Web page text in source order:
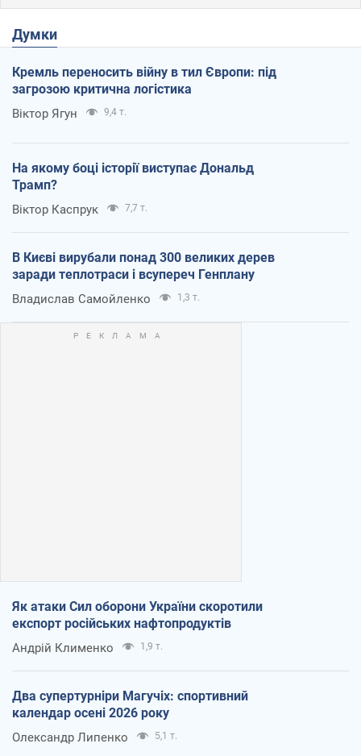
Думки
Кремль переносить війну в тил Європи: під
загрозою критична логістика
Віктор Ягун 9,4 т.
На якому боці історії виступає Дональд
Трамп?
Віктор Каспрук 7,7 т.
В Києві вирубали понад 300 великих дерев
заради теплотраси і всупереч Генплану
Владислав Самойленко 1,3 т.
Як атаки Сил оборони України скоротили
експорт російських нафтопродуктів
Андрій Клименко 1,9 т.
Два супертурніри Магучіх: спортивний
календар осені 2026 року
Олександр Липенко 5,1 т.